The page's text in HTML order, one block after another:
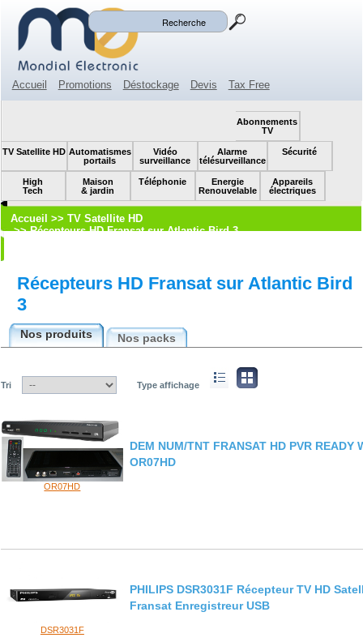
Mon compte
Accueil Promotions Déstockage Devis
Tax Free
Abonnements
TV
TV Satellite HD Automatismes
portails
Vidéo
surveillance
Alarme
télésurveillance
Sécurité
High
Tech
Maison
& jardin
Téléphonie
Energie
Renouvelable
Appareils
électriques
Accueil >> TV Satellite HD
>>Récepteurs HD Fransat sur Atlantic Bird 3
Récepteurs HD Fransat sur Atlantic Bird
3
Nos produits Nos packs
Tri Type affichage
OR07HD
DEM NUM/TNT FRANSAT HD PVR READY
OR07HD
DSR3031F
PHILIPS DSR3031F Récepteur TV HD
Fransat Enregistreur USB